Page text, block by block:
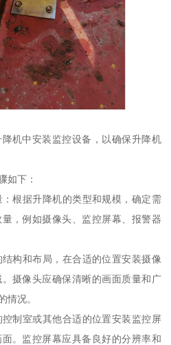
机中安装监控设备，以确保升降机
如下：
根据升降机的类型和规模，确定需
，例如摄像头、监控屏幕、报警器
构和布局，在合适的位置安装摄像
摄像头应确保清晰的画面质量和广
情况。
制室或其他合适的位置安装监控屏
。监控屏幕应具备良好的分辨率和